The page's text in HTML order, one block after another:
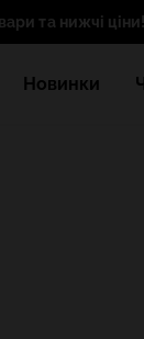
та нижчі ціни!
Новинки